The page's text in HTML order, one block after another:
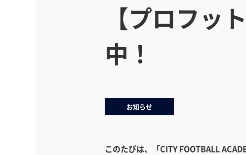
【プロフッ
中！
お知らせ
このたびは、「CITY FOOTBALL